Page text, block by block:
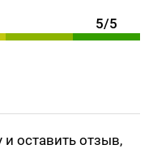
5/5
оставить отзыв,